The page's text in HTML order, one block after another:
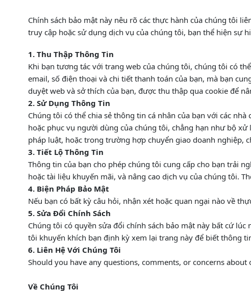
Chính sách bảo mật này nêu rõ các thực hành của chúng tôi
truy cập hoặc sử dụng dịch vụ của chúng tôi, bạn thể hiện sự
1. Thu Thập Thông Tin
Khi bạn tương tác với trang web của chúng tôi, chúng tôi có
email, số điện thoại và chi tiết thanh toán của bạn, mà bạn
duyệt web và sở thích của bạn, được thu thập qua cookie để
2. Sử Dụng Thông Tin
Chúng tôi có thể chia sẻ thông tin cá nhân của bạn với các
hoặc phục vụ người dùng của chúng tôi, chẳng hạn như bộ
pháp luật, hoặc trong trường hợp chuyển giao doanh nghiệp,
3. Tiết Lộ Thông Tin
Thông tin của bạn cho phép chúng tôi cung cấp cho bạn trải
hoặc tài liệu khuyến mãi, và nâng cao dịch vụ của chúng tôi.
4. Biện Pháp Bảo Mật
Nếu bạn có bất kỳ câu hỏi, nhận xét hoặc quan ngại nào về
5. Sửa Đổi Chính Sách
Chúng tôi có quyền sửa đổi chính sách bảo mật này bất cứ
tôi khuyến khích bạn định kỳ xem lại trang này để biết thông
6. Liên Hệ Với Chúng Tôi
Should you have any questions, comments, or concerns
Về Chúng Tôi